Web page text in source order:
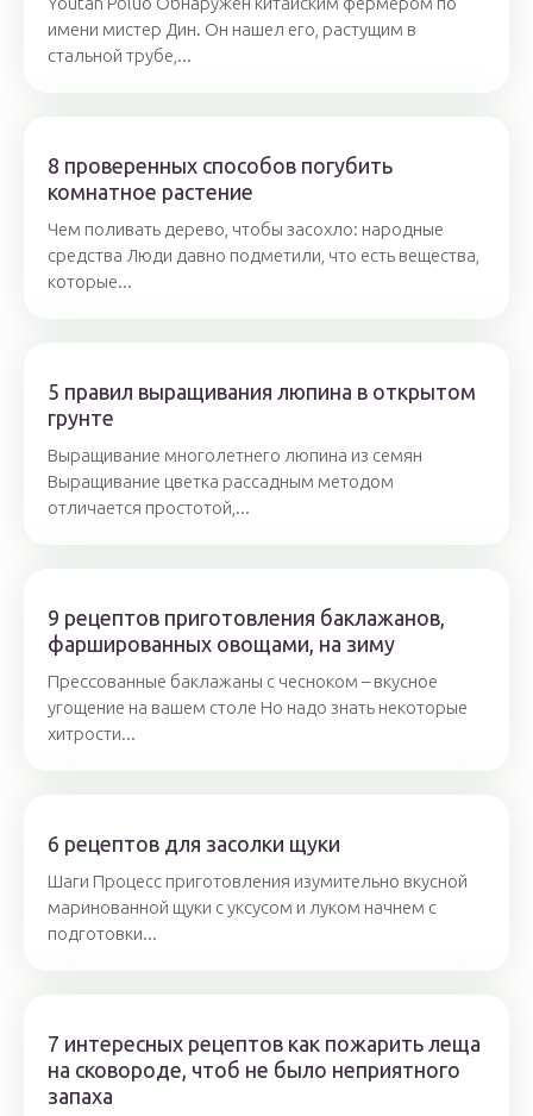
имени мистер Дин. Он нашел его, растущим в
стальной трубе,...
8 проверенных способов погубить
комнатное растение
Чем поливать дерево, чтобы засохло: народные
средства Люди давно подметили, что есть вещества,
которые...
5 правил выращивания люпина в открытом
грунте
Выращивание многолетнего люпина из семян
Выращивание цветка рассадным методом
отличается простотой,...
9 рецептов приготовления баклажанов,
фаршированных овощами, на зиму
Прессованные баклажаны с чесноком – вкусное
угощение на вашем столе Но надо знать некоторые
хитрости...
6 рецептов для засолки щуки
Шаги Процесс приготовления изумительно вкусной
маринованной щуки с уксусом и луком начнем с
подготовки...
7 интересных рецептов как пожарить леща
на сковороде, чтоб не было неприятного
запаха